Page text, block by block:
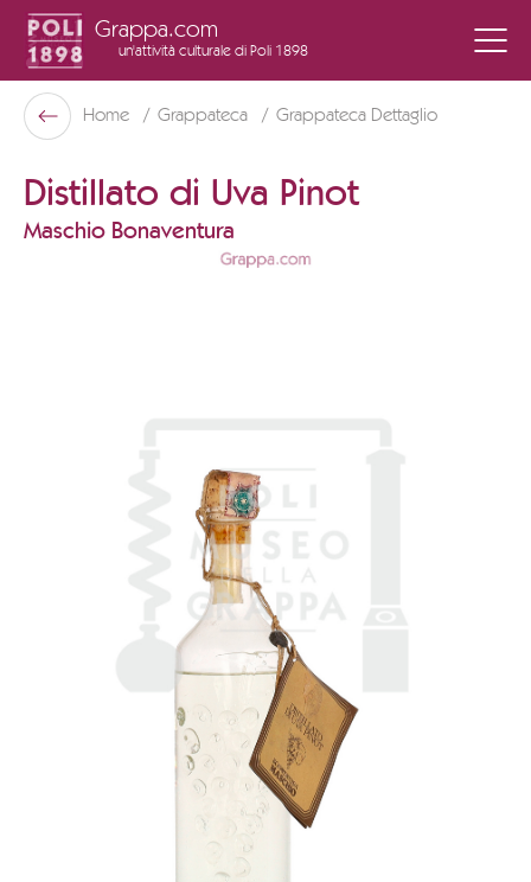
Grappa.com
un'attività culturale di Poli 1898
Poli Museo Della Grappa
Indietro
Home Grappateca Grappateca Dettaglio
Distillato di Uva Pinot
Maschio Bonaventura